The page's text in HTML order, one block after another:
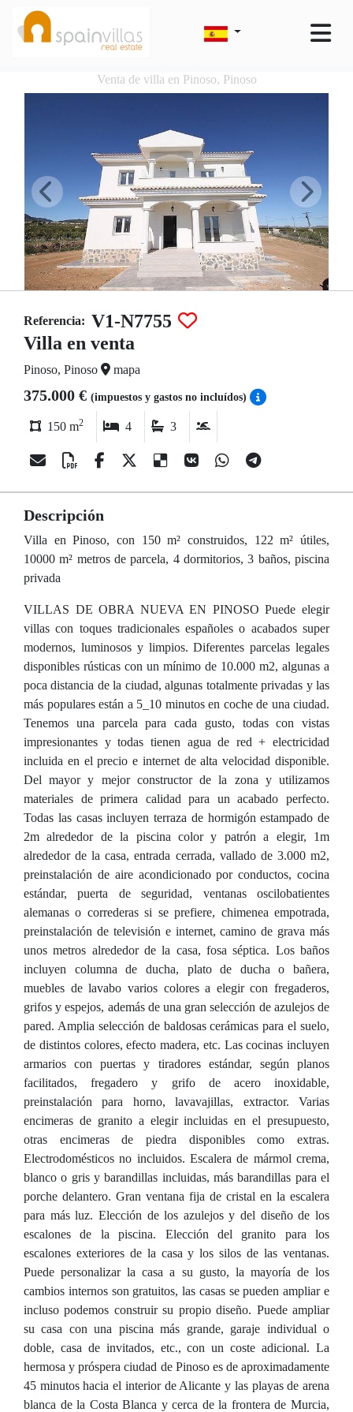
Venta de villa en Pinoso, Pinoso
Referencia: V1-N7755
Villa en venta
Pinoso, Pinoso mapa
375.000 € (impuestos y gastos no incluídos)
150 m2 4 3
Descripción
Villa en Pinoso, con 150 m² construidos, 122 m² útiles,
10000 m² metros de parcela, 4 dormitorios, 3 baños, piscina
privada
VILLAS DE OBRA NUEVA EN PINOSO Puede elegir
villas con toques tradicionales españoles o acabados super
modernos, luminosos y limpios. Diferentes parcelas legales
disponibles rústicas con un mínimo de 10.000 m2, algunas a
poca distancia de la ciudad, algunas totalmente privadas y las
más populares están a 5_10 minutos en coche de una ciudad.
Tenemos una parcela para cada gusto, todas con vistas
impresionantes y todas tienen agua de red + electricidad
incluida en el precio e internet de alta velocidad disponible.
Del mayor y mejor constructor de la zona y utilizamos
materiales de primera calidad para un acabado perfecto.
Todas las casas incluyen terraza de hormigón estampado de
2m alrededor de la piscina color y patrón a elegir, 1m
alrededor de la casa, entrada cerrada, vallado de 3.000 m2,
preinstalación de aire acondicionado por conductos, cocina
estándar, puerta de seguridad, ventanas oscilobatientes
alemanas o correderas si se prefiere, chimenea empotrada,
preinstalación de televisión e internet, camino de grava más
unos metros alrededor de la casa, fosa séptica. Los baños
incluyen columna de ducha, plato de ducha o bañera,
muebles de lavabo varios colores a elegir con fregaderos,
grifos y espejos, además de una gran selección de azulejos de
pared. Amplia selección de baldosas cerámicas para el suelo,
de distintos colores, efecto madera, etc. Las cocinas incluyen
armarios con puertas y tiradores estándar, según planos
facilitados, fregadero y grifo de acero inoxidable,
preinstalación para horno, lavavajillas, extractor. Varias
encimeras de granito a elegir incluidas en el presupuesto,
otras encimeras de piedra disponibles como extras.
Electrodomésticos no incluidos. Escalera de mármol crema,
blanco o gris y barandillas incluidas, más barandillas para el
porche delantero. Gran ventana fija de cristal en la escalera
para más luz. Elección de los azulejos y del diseño de los
escalones de la piscina. Elección del granito para los
escalones exteriores de la casa y los silos de las ventanas.
Puede personalizar la casa a su gusto, la mayoría de los
cambios internos son gratuitos, las casas se pueden ampliar e
incluso podemos construir su propio diseño. Puede ampliar
su casa con una piscina más grande, garaje individual o
doble, casa de invitados, etc., con un coste adicional. La
hermosa y próspera ciudad de Pinoso es de aproximadamente
45 minutos hacia el interior de Alicante y las playas de arena
blanca de la Costa Blanca y cerca de la frontera de Murcia,